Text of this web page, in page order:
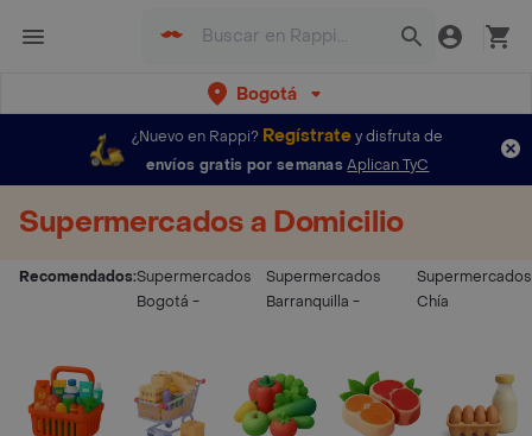
Bogotá
¿Nuevo en Rappi? Regístratey disfruta de
envíos gratis por semanas Aplican TyC
Supermercados a Domicilio
Recomendados:Supermercados
Bogotá -
Supermercados
Barranquilla -
Supermercados
Chía